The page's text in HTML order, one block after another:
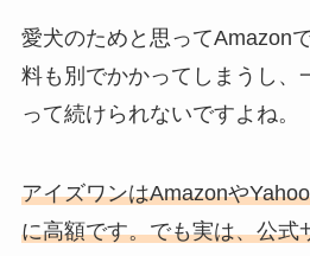
愛犬のためと思ってAmazon
料も別でかかってしまうし、
って続けられないですよね。
アイズワンはAmazonや
に高額です。でも実は、公式